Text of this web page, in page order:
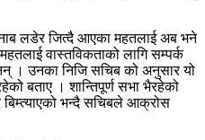
लडेर जित्दै आएका महतलाई अब भने
वास्तविकताको लागि सम्पर्क
। उनका निजि सचिब को अनुसार यो
बताए । शान्तिपूर्ण सभा भैरहेको
भन्दै सचिबले आक्रोस